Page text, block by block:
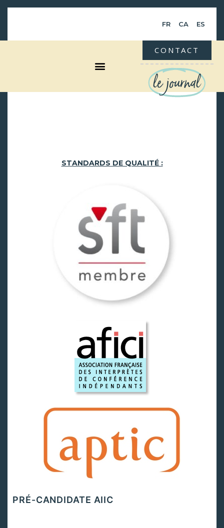
FR CA ES
CONTACT
le journal
STANDARDS DE QUALITÉ :
PRÉ-CANDIDATE AIIC